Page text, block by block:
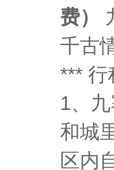
费）
千古
*** 行
1、
和城
区内